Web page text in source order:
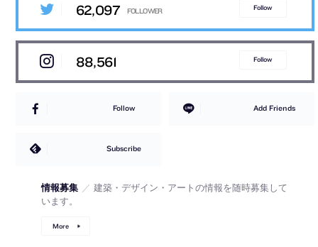
62,097 Follow
88,561 Follow
Follow Add Friends
Subscribe
情報募集 ／ 建築・デザイン・アートの情報を随時募集して
います。
More